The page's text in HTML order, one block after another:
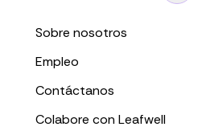
Sobre nosotros
Empleo
Contáctanos
Colabore con Leafwell